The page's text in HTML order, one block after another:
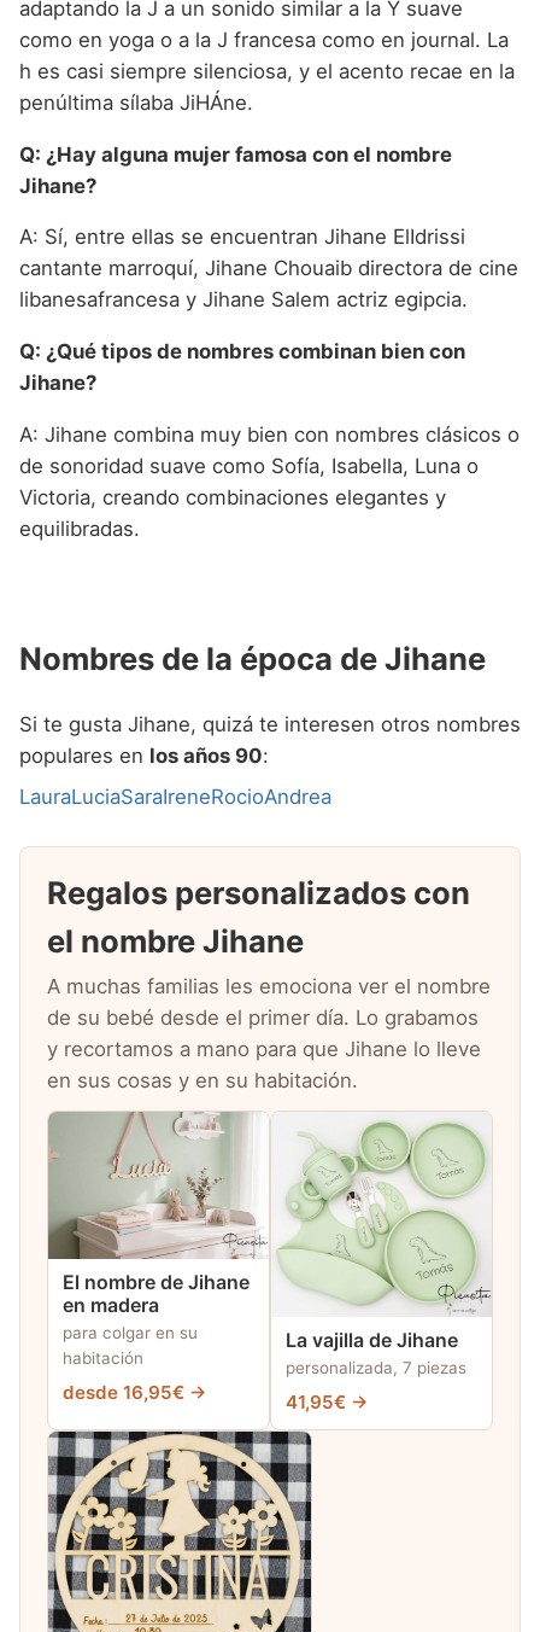
adaptando la J a un sonido similar a la Y suave
como en yoga o a la J francesa como en journal. La
h es casi siempre silenciosa, y el acento recae en la
penúltima sílaba JiHÁne.
Q: ¿Hay alguna mujer famosa con el nombre
Jihane?
A: Sí, entre ellas se encuentran Jihane ElIdrissi
cantante marroquí, Jihane Chouaib directora de cine
libanesafrancesa y Jihane Salem actriz egipcia.
Q: ¿Qué tipos de nombres combinan bien con
Jihane?
A: Jihane combina muy bien con nombres clásicos o
de sonoridad suave como Sofía, Isabella, Luna o
Victoria, creando combinaciones elegantes y
equilibradas.
Nombres de la época de Jihane
Si te gusta Jihane, quizá te interesen otros nombres
populares en los años 90:
LauraLuciaSaraIreneRocioAndrea
Regalos personalizados con
el nombre Jihane
A muchas familias les emociona ver el nombre
de su bebé desde el primer día. Lo grabamos
y recortamos a mano para que Jihane lo lleve
en sus cosas y en su habitación.
El nombre de Jihane
en madera
para colgar en su
habitación
desde 16,95€ →
La vajilla de Jihane
personalizada, 7 piezas
41,95€ →